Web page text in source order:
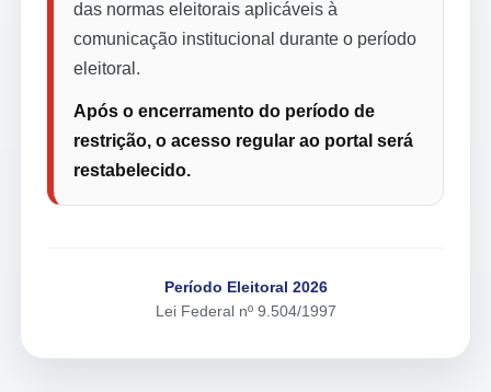
das normas eleitorais aplicáveis à
comunicação institucional durante o período
eleitoral.
Após o encerramento do período de
restrição, o acesso regular ao portal será
restabelecido.
Período Eleitoral 2026
Lei Federal nº 9.504/1997